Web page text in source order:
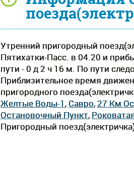
Утренний пригородный
Пятихатки-Пасс. в 04.20 и
пути - 0 д 2 ч 16 м. По пути
Приблизительное время
пригородного
Желтые Воды-1, Савро,27 Км
Остановочный Пункт,
Пригородный